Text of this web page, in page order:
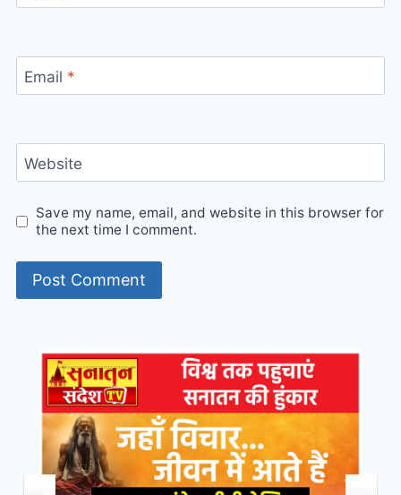
Email *
Website
Save my name, email, and website in this browser for
the next time I comment.